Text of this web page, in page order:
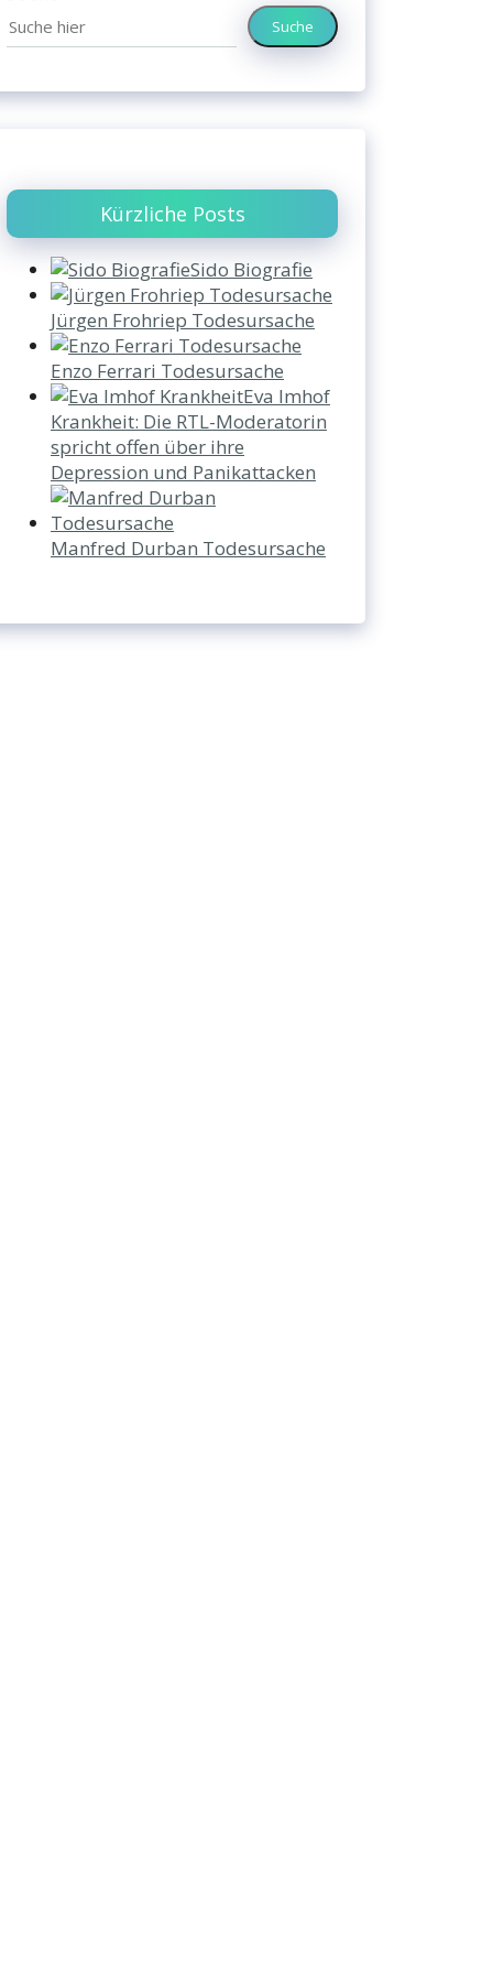
Suche
Kürzliche Posts
Sido Biografie
Jürgen Frohriep Todesursache
Enzo Ferrari Todesursache
Eva Imhof
Krankheit: Die RTL-Moderatorin
spricht offen über ihre
Depression und Panikattacken
Manfred Durban Todesursache